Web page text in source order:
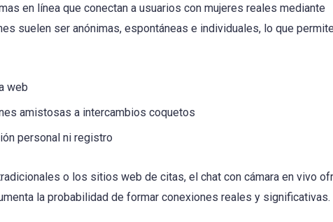
en línea que conectan a usuarios con mujeres reales mediante
suelen ser anónimas, espontáneas e individuales, lo que
web
amistosas a intercambios coquetos
personal ni registro
o los sitios web de citas, el chat con cámara en vivo
la probabilidad de formar conexiones reales y significativas.